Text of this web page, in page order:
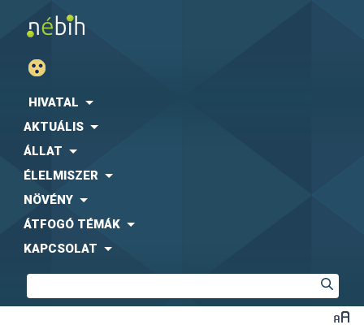
HIVATAL
AKTUÁLIS
ÁLLAT
ÉLELMISZER
NÖVÉNY
ÁTFOGÓ TÉMÁK
KAPCSOLAT